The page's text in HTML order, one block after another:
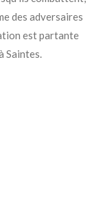
des adversaires
est partante
Saintes.